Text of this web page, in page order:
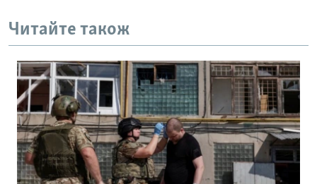
Читайте також